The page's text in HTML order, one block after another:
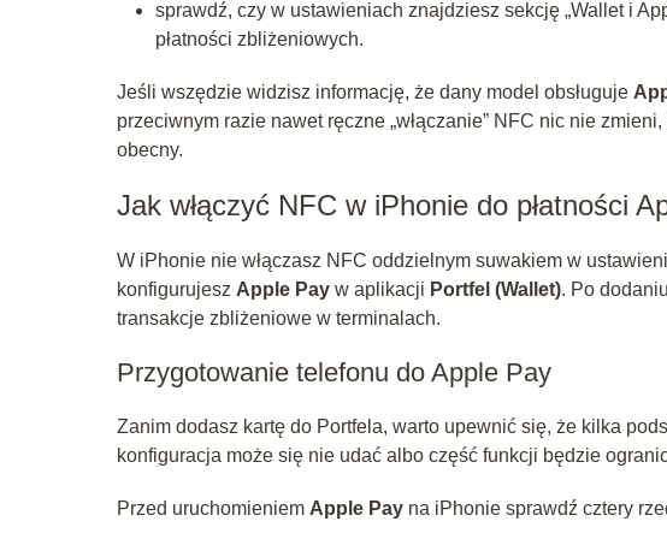
sprawdź, czy w ustawieniach znajdziesz sekcję „Wallet i
płatności zbliżeniowych.
Jeśli wszędzie widzisz informację, że dany model obsługuje
przeciwnym razie nawet ręczne „włączanie” NFC nic nie
obecny.
Jak włączyć NFC w iPhonie do płatności
W iPhonie nie włączasz NFC oddzielnym suwakiem w
konfigurujesz Apple Pay w aplikacji Portfel (Wallet). Po
transakcje zbliżeniowe w terminalach.
Przygotowanie telefonu do Apple Pay
Zanim dodasz kartę do Portfela, warto upewnić się, że kilka
konfiguracja może się nie udać albo część funkcji będzie
Przed uruchomieniem Apple Pay na iPhonie sprawdź cztery